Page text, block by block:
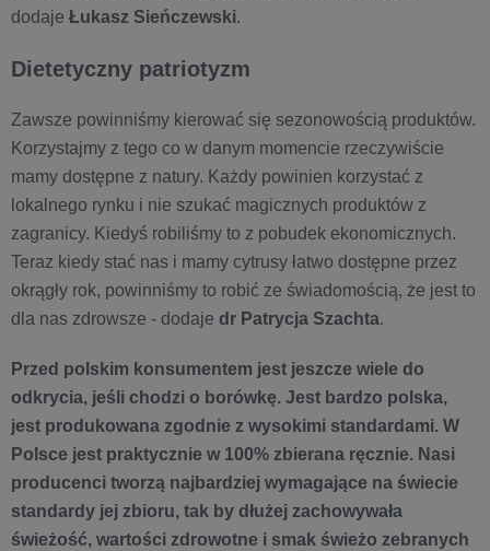
dodaje Łukasz Sieńczewski.
Dietetyczny patriotyzm
Zawsze powinniśmy kierować się sezonowością produktów.
Korzystajmy z tego co w danym momencie rzeczywiście
mamy dostępne z natury. Każdy powinien korzystać z
lokalnego rynku i nie szukać magicznych produktów z
zagranicy. Kiedyś robiliśmy to z pobudek ekonomicznych.
Teraz kiedy stać nas i mamy cytrusy łatwo dostępne przez
okrągły rok, powinniśmy to robić ze świadomością, że jest to
dla nas zdrowsze - dodaje dr Patrycja Szachta.
Przed polskim konsumentem jest jeszcze wiele do
odkrycia, jeśli chodzi o borówkę. Jest bardzo polska,
jest produkowana zgodnie z wysokimi standardami. W
Polsce jest praktycznie w 100% zbierana ręcznie. Nasi
producenci tworzą najbardziej wymagające na świecie
standardy jej zbioru, tak by dłużej zachowywała
świeżość, wartości zdrowotne i smak świeżo zebranych